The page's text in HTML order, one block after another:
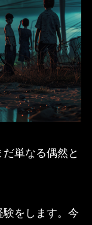
単なる偶然と
をします。今